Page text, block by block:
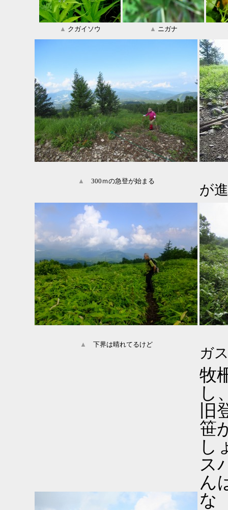
▲ クガイソウ ▲ ニガナ
▲ 300ｍの急登が始まる
が
▲ 下界は晴れてるけど
ガ
牧
し
旧
笹
し
ス
ん
な